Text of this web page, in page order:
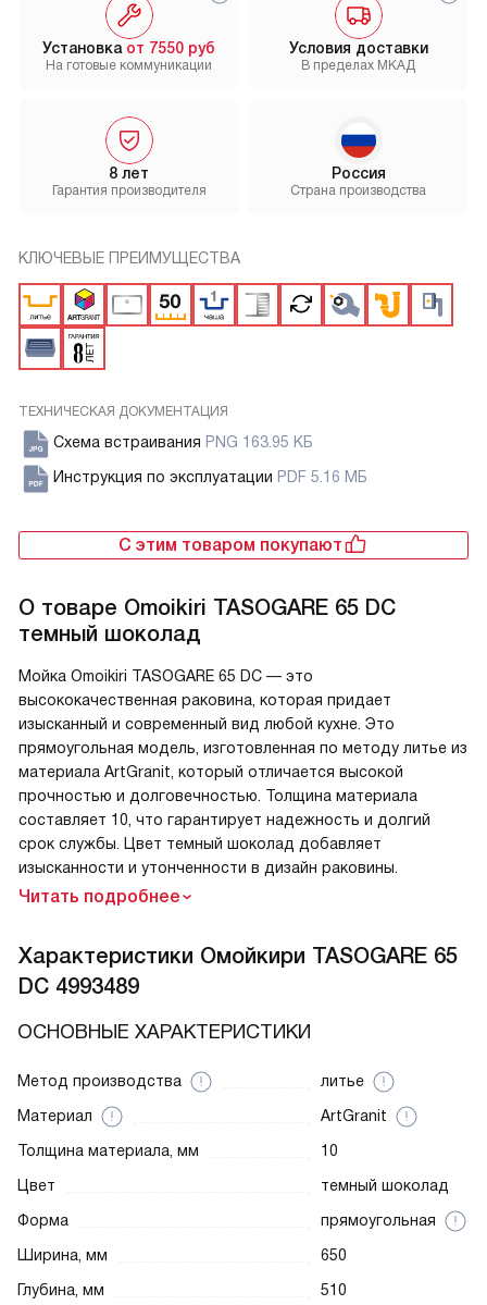
Условия доставки
В пределах МКАД
8 лет
Гарантия производителя
Установка от 7550 руб
На готовые коммуникации
Россия
Страна производства
КЛЮЧЕВЫЕ ПРЕИМУЩЕСТВА
ТЕХНИЧЕСКАЯ ДОКУМЕНТАЦИЯ
Схема встраивания PNG 163.95 КБ
Инструкция по эксплуатации PDF 5.16 МБ
С этим товаром покупают
О товаре Omoikiri TASOGARE 65 DC
темный шоколад
Мойка Omoikiri TASOGARE 65 DC — это
высококачественная раковина, которая придает
изысканный и современный вид любой кухне. Это
прямоугольная модель, изготовленная по методу литье из
материала ArtGranit, который отличается высокой
прочностью и долговечностью. Толщина материала
составляет 10, что гарантирует надежность и долгий
срок службы. Цвет темный шоколад добавляет
изысканности и утонченности в дизайн раковины.
Читать подробнее
Характеристики Омойкири TASOGARE 65
DC 4993489
ОСНОВНЫЕ ХАРАКТЕРИСТИКИ
Метод производства
литье
Материал
ArtGranit
Толщина материала, мм
10
Цвет
темный шоколад
Форма
прямоугольная
Ширина, мм
650
Глубина, мм
510